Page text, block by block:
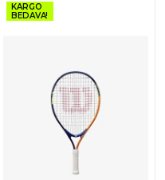
KARGO
BEDAVA!